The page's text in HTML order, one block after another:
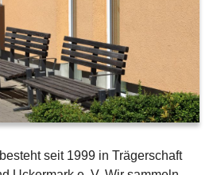
seit 1999 in Trägerschaft